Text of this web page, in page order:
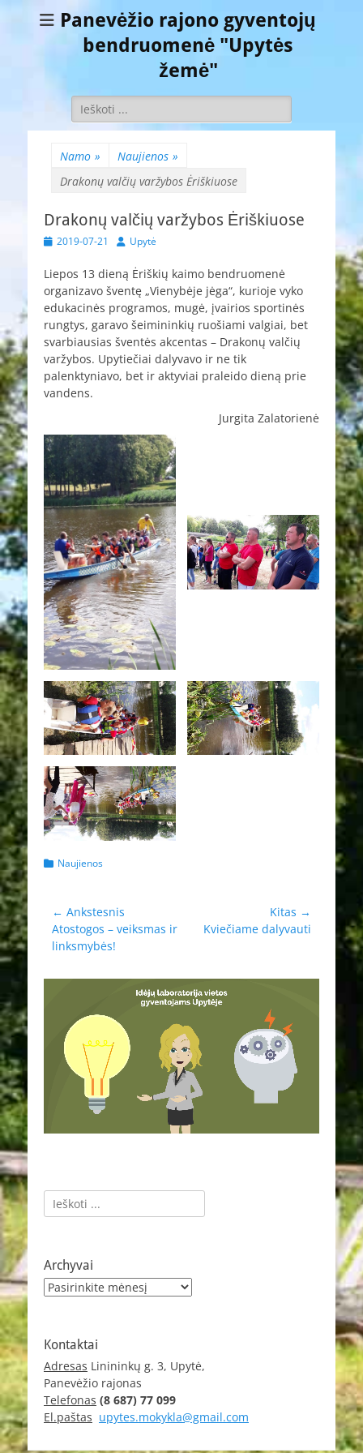
Panevėžio rajono gyventojų
bendruomenė "Upytės
žemė"
Ieškoti:
Namo » Naujienos »
Drakonų valčių varžybos Ėriškiuose
Drakonų valčių varžybos Ėriškiuose
Paskelbta
2019-07-21 Autorius
Upytė
Liepos 13 dieną Ėriškių kaimo bendruomenė
organizavo šventę „Vienybėje jėga“, kurioje vyko
edukacinės programos, mugė, įvairios sportinės
rungtys, garavo šeimininkių ruošiami valgiai, bet
svarbiausias šventės akcentas – Drakonų valčių
varžybos. Upytiečiai dalyvavo ir ne tik
palenktyniavo, bet ir aktyviai praleido dieną prie
vandens.
Jurgita Zalatorienė
Kategorijos
Naujienos
Navigacija
tarp
įrašų
← Ankstesnis
Ankstesnis
įrašas:
Atostogos – veiksmas ir
linksmybės!
Kitas →
KitasKviečiame dalyvauti
Ieškoti:
Archyvai
Archyvai
Kontaktai
Adresas Linininkų g. 3, Upytė,
Panevėžio rajonas
Telefonas (8 687) 77 099
El.paštas upytes.mokykla@gmail.com